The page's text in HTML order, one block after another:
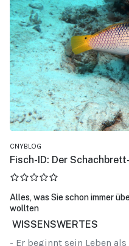
CNYBLOG
Fisch-ID: Der
Alles, was Sie schon immer
wollten
WISSENSWERTES
- Er beginnt sein Leben